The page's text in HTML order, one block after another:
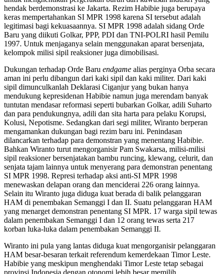
hendak berdemonstrasi ke Jakarta. Rezim Habibie juga berupaya
keras mempertahankan SI MPR 1998 karena SI tersebut adalah
legitimasi bagi kekuasaannya. SI MPR 1998 adalah sidang Orde
Baru yang diikuti Golkar, PPP, PDI dan TNI-POLRI hasil Pemilu
1997. Untuk menjaganya selain menggunakan aparat bersenjata,
kelompok milisi sipil reaksioner juga dimobilisasi.
Dukungan terhadap Orde Baru endgame alias perginya Orba secara
aman ini perlu dibangun dari kaki sipil dan kaki militer. Dari kaki
sipil dimunculkanlah Deklarasi Ciganjur yang bukan hanya
mendukung kepresidenan Habibie namun juga merendam banyak
tuntutan mendasar reformasi seperti bubarkan Golkar, adili Suharto
dan para pendukungnya, adili dan sita harta para pelaku Korupsi,
Kolusi, Nepotisme. Sedangkan dari segi militer, Wiranto berperan
mengamankan dukungan bagi rezim baru ini. Penindasan
dilancarkan terhadap para demonstran yang menentang Habibie.
Bahkan Wiranto turut mengorganisir Pam Swakarsa, milisi-milisi
sipil reaksioner bersenjatakan bambu runcing, klewang, celurit, dan
senjata tajam lainnya untuk menyerang para demonstran penentang
SI MPR 1998. Represi terhadap aksi anti-SI MPR 1998
menewaskan delapan orang dan menciderai 226 orang lainnya.
Selain itu Wiranto juga diduga kuat berada di balik pelanggaran
HAM di penembakan Semanggi I dan II. Suatu pelanggaran HAM
yang menarget demonstran penentang SI MPR. 17 warga sipil tewas
dalam penembakan Semanggi I dan 12 orang tewas serta 217
korban luka-luka dalam penembakan Semanggi II.
Wiranto ini pula yang lantas diduga kuat mengorganisir pelanggaran
HAM besar-besaran terkait referendum kemerdekaan Timor Leste.
Habibie yang meskipun menghendaki Timor Leste tetap sebagai
provinsi Indonesia dengan otonomi lebih besar memilih